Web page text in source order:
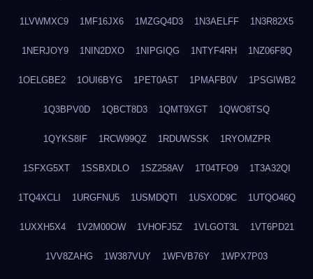
1LVWMXC9 1MF16JX6 1MZGQ4D3 1N3AELFF 1N3R82X5
1NERJOY9 1NIN2DXO 1NIPGIQG 1NTYF4RH 1NZ06F8Q
1OELGBE2 1OUI6BYG 1PET0A5T 1PMAFB0V 1PSGIWB2
1Q3BPV0D 1QBCT8D3 1QMT9XGT 1QWO8TSQ
1QYKS8IF 1RCW99QZ 1RDUWSSK 1RYOMZPR
1SFXG5XT 1SSBXDLO 1SZ258AV 1T04TFO9 1T3A32QI
1TQ4XCLI 1URGFNU5 1USMDQTI 1USXOD9C 1UTQO46Q
1UXXH5X4 1V2M00OW 1VHOFJ5Z 1VLGOT3L 1VT6PD21
1VV8ZAHG 1W387VUY 1WFVB76Y 1WPX7P03